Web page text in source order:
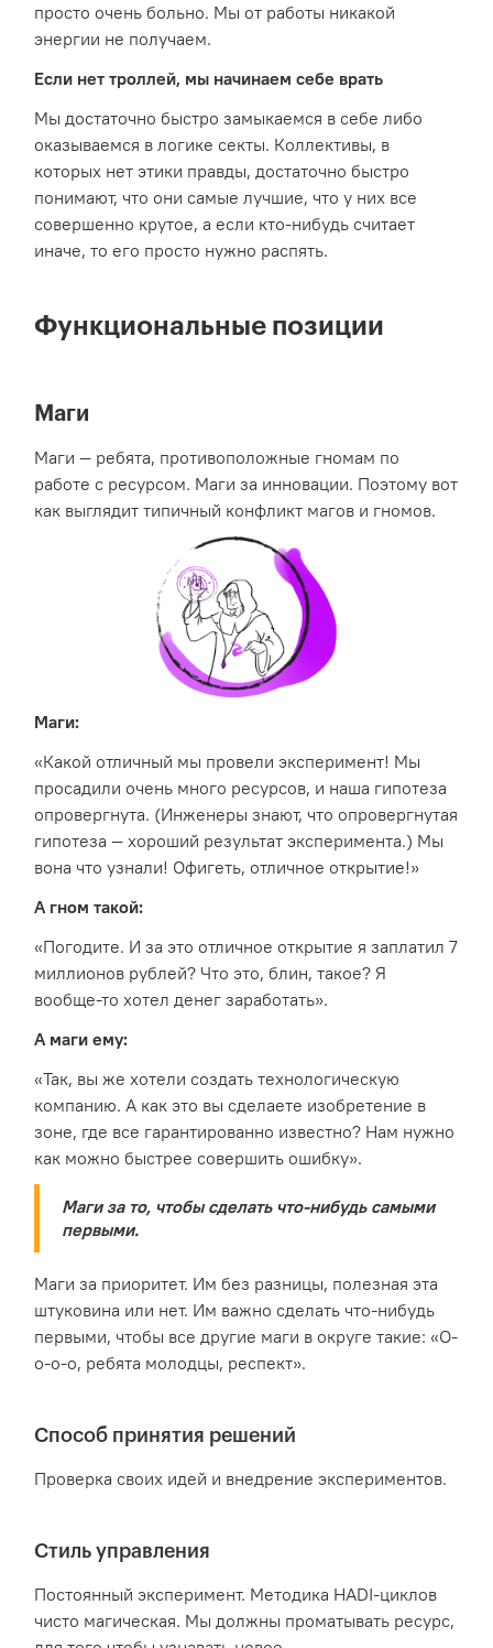
просто очень больно. Мы от работы никакой
энергии не получаем.
Если нет троллей, мы начинаем себе врать
Мы достаточно быстро замыкаемся в себе либо
оказываемся в логике секты. Коллективы, в
которых нет этики правды, достаточно быстро
понимают, что они самые лучшие, что у них все
совершенно крутое, а если кто-нибудь считает
иначе, то его просто нужно распять.
Функциональные позиции
Маги
Маги — ребята, противоположные гномам по
работе с ресурсом. Маги за инновации. Поэтому вот
как выглядит типичный конфликт магов и гномов.
Маги:
«Какой отличный мы провели эксперимент! Мы
просадили очень много ресурсов, и наша гипотеза
опровергнута. (Инженеры знают, что опровергнутая
гипотеза — хороший результат эксперимента.) Мы
вона что узнали! Офигеть, отличное открытие!»
А гном такой:
«Погодите. И за это отличное открытие я заплатил 7
миллионов рублей? Что это, блин, такое? Я
вообще-то хотел денег заработать».
А маги ему:
«Так, вы же хотели создать технологическую
компанию. А как это вы сделаете изобретение в
зоне, где все гарантированно известно? Нам нужно
как можно быстрее совершить ошибку».
Маги за то, чтобы сделать что-нибудь самыми
первыми.
Маги за приоритет. Им без разницы, полезная эта
штуковина или нет. Им важно сделать что-нибудь
первыми, чтобы все другие маги в округе такие: «О-
о-о-о, ребята молодцы, респект».
Способ принятия решений
Проверка своих идей и внедрение экспериментов.
Стиль управления
Постоянный эксперимент. Методика HADI-циклов
чисто магическая. Мы должны проматывать ресурс,